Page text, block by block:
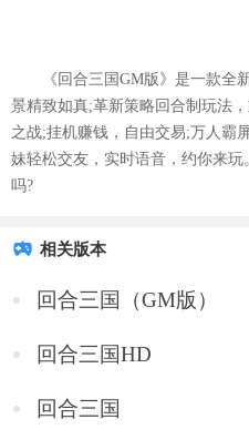
《回合三国GM版》是一款全新
景精致如真;革新策略回合制玩法
之战;挂机赚钱，自由交易;万人霸
妹轻松交友，实时语音，约你来
吗?
相关版本
回合三国（GM版）
回合三国HD
回合三国